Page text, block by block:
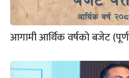
आगामी आर्थिक वर्षको बजेट